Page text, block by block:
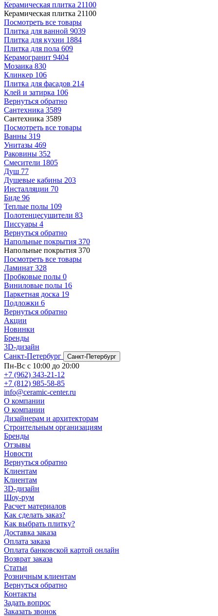
Керамическая плитка 21100
Керамическая плитка 21100
Посмотреть все товары
Плитка для ванной 9039
Плитка для кухни 1884
Плитка для пола 609
Керамогранит 9404
Мозаика 830
Клинкер 106
Плитка для фасадов 214
Клей и затирка 106
Вернуться обратно
Сантехника 3589
Сантехника 3589
Посмотреть все товары
Ванны 319
Унитазы 469
Раковины 352
Смесители 1805
Душ 77
Душевые кабины 203
Инсталляции 70
Биде 96
Теплые полы 109
Полотенцесушители 83
Писсуары 4
Вернуться обратно
Напольные покрытия 370
Напольные покрытия 370
Посмотреть все товары
Ламинат 328
Пробковые полы 0
Виниловые полы 16
Паркетная доска 19
Подложки 6
Вернуться обратно
Акции
Новинки
Бренды
3D-дизайн
Санкт-Петербург
Санкт-Петербург
Пн-Вс с 10:00 до 20:00
+7 (962) 343-21-12
+7 (812) 985-58-85
info@ceramic-center.ru
О компании
О компании
Дизайнерам и архитекторам
Строительным организациям
Бренды
Отзывы
Новости
Вернуться обратно
Клиентам
Клиентам
3D-дизайн
Шоу-рум
Расчет материалов
Как сделать заказ?
Как выбрать плитку?
Доставка заказа
Оплата заказа
Оплата банковской картой онлайн
Возврат заказа
Статьи
Розничным клиентам
Вернуться обратно
Контакты
Задать вопрос
Заказать звонок